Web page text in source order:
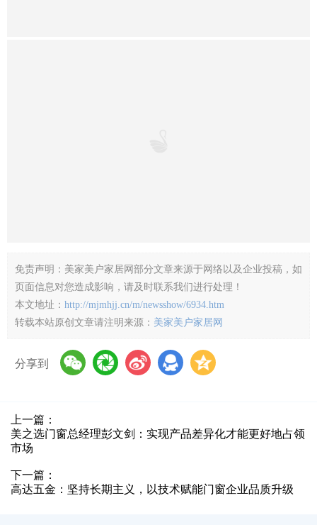
免责声明：美家美户家居网部分文章来源于网络以及企业投稿，如
页面信息对您造成影响，请及时联系我们进行处理！
本文地址： http://mjmhjj.cn/m/newsshow/6934.htm
转载本站原创文章请注明来源： 美家美户家居网
分享到
上一篇：
美之选门窗总经理彭文剑：实现产品差异化才能更好地占领
市场
下一篇：
高达五金：坚持长期主义，以技术赋能门窗企业品质升级